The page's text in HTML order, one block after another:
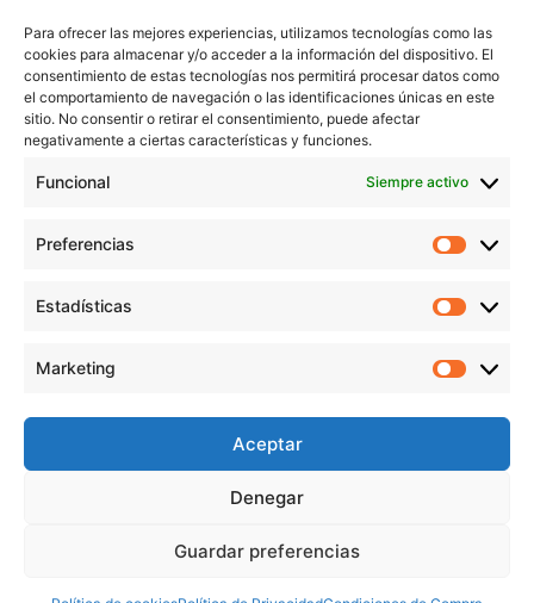
Para ofrecer las mejores experiencias, utilizamos tecnologías como las
cookies para almacenar y/o acceder a la información del dispositivo. El
consentimiento de estas tecnologías nos permitirá procesar datos como
el comportamiento de navegación o las identificaciones únicas en este
sitio. No consentir o retirar el consentimiento, puede afectar
negativamente a ciertas características y funciones.
Funcional Siempre activo
Preferencias
Estadísticas
Marketing
Aceptar
Denegar
Guardar preferencias
derechos reservados |
Política de Privacidad|
Pago 100%